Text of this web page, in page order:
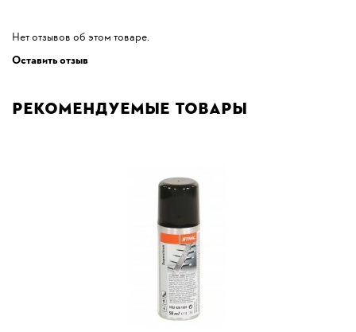
Нет отзывов об этом товаре.
Оставить отзыв
Рекомендуемые товары